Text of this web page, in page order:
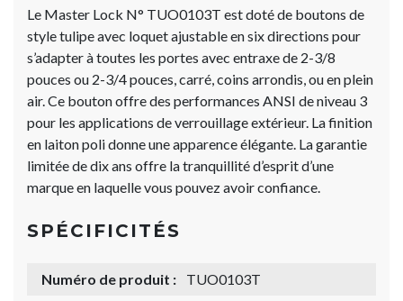
Le Master Lock N° TUO0103T est doté de boutons de
style tulipe avec loquet ajustable en six directions pour
s’adapter à toutes les portes avec entraxe de 2-3/8
pouces ou 2-3/4 pouces, carré, coins arrondis, ou en plein
air. Ce bouton offre des performances ANSI de niveau 3
pour les applications de verrouillage extérieur. La finition
en laiton poli donne une apparence élégante. La garantie
limitée de dix ans offre la tranquillité d’esprit d’une
marque en laquelle vous pouvez avoir confiance.
SPÉCIFICITÉS
Numéro de produit :
TUO0103T